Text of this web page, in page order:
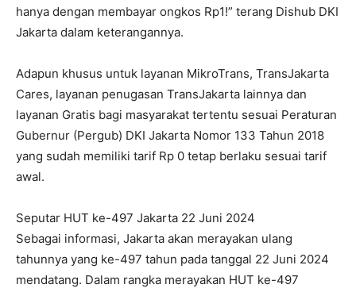
hanya dengan membayar ongkos Rp1!” terang Dishub DKI
Jakarta dalam keterangannya.
Adapun khusus untuk layanan MikroTrans, TransJakarta
Cares, layanan penugasan TransJakarta lainnya dan
layanan Gratis bagi masyarakat tertentu sesuai Peraturan
Gubernur (Pergub) DKI Jakarta Nomor 133 Tahun 2018
yang sudah memiliki tarif Rp 0 tetap berlaku sesuai tarif
awal.
Seputar HUT ke-497 Jakarta 22 Juni 2024
Sebagai informasi, Jakarta akan merayakan ulang
tahunnya yang ke-497 tahun pada tanggal 22 Juni 2024
mendatang. Dalam rangka merayakan HUT ke-497